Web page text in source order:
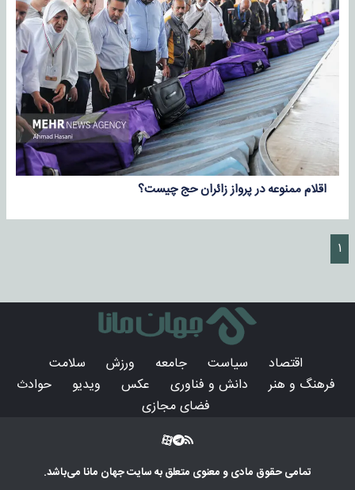
اقلام ممنوعه در پرواز زائران حج چیست؟
۱
اقتصاد سیاست جامعه ورزش
سلامت
فرهنگ و هنر
دانش و فناوری عکس ویدیو
حوادث
فضای مجازی
تمامی حقوق مادی و معنوی متعلق به سایتجهان مانامی‌باشد.